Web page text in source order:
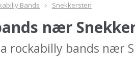
Bands Snekkersten
nær
rockabilly bands nær